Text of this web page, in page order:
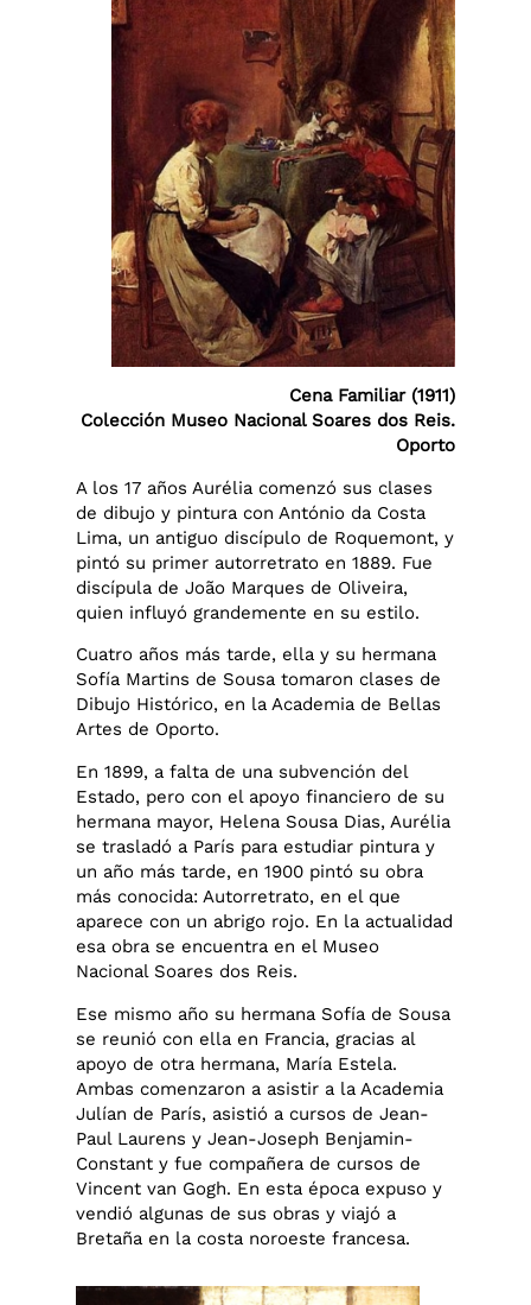
Cena Familiar (1911)
Colección Museo Nacional Soares dos Reis.
Oporto
A los 17 años Aurélia comenzó sus clases
de dibujo y pintura con António da Costa
Lima, un antiguo discípulo de Roquemont, y
pintó su primer autorretrato en 1889. Fue
discípula de João Marques de Oliveira,
quien influyó grandemente en su estilo.
Cuatro años más tarde, ella y su hermana
Sofía Martins de Sousa tomaron clases de
Dibujo Histórico, en la Academia de Bellas
Artes de Oporto.
En 1899, a falta de una subvención del
Estado, pero con el apoyo financiero de su
hermana mayor, Helena Sousa Dias, Aurélia
se trasladó a París para estudiar pintura y
un año más tarde, en 1900 pintó su obra
más conocida: Autorretrato, en el que
aparece con un abrigo rojo. En la actualidad
esa obra se encuentra en el Museo
Nacional Soares dos Reis.
Ese mismo año su hermana Sofía de Sousa
se reunió con ella en Francia, gracias al
apoyo de otra hermana, María Estela.
Ambas comenzaron a asistir a la Academia
Julían de París, asistió a cursos de Jean-
Paul Laurens y Jean-Joseph Benjamin-
Constant y fue compañera de cursos de
Vincent van Gogh. En esta época expuso y
vendió algunas de sus obras y viajó a
Bretaña en la costa noroeste francesa.